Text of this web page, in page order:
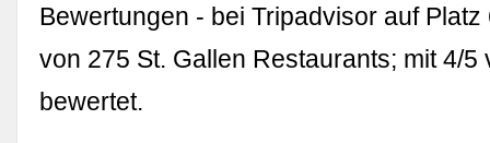
Bewertungen - bei Tripadvisor auf
von 275 St. Gallen Restaurants; mit 4/5
bewertet.